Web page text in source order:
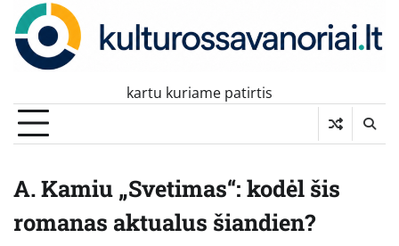
Skip
content
kartu kuriame patirtis
A. Kamiu „Svetimas“: kodėl šis
romanas aktualus šiandien?